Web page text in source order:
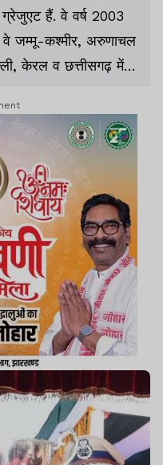
ग्रेजुएट हैं. वे वर्ष 2003
वे जम्मू-कश्मीर, अरुणाचल
केरल व छत्तीसगढ़ में